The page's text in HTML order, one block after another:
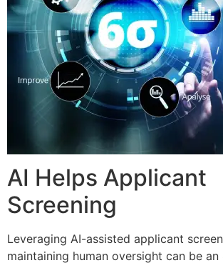
AI Helps Applicant
Screening
Leveraging AI-assisted applicant
maintaining human oversight can be